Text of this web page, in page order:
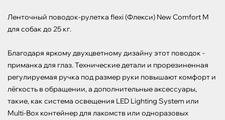
Ленточный поводок-рулетка flexi (Флекси) New Comfort M
для собак до 25 кг.
Благодаря яркому двухцветному дизайну этот поводок -
приманка для глаз. Технические детали и прорезиненная
регулируемая ручка под размер руки повышают комфорт и
лёгкость в обращении, а дополнительные аксессуары,
такие, как система освещения LED Lighting System или
Multi-Box контейнер для лакомств или одноразовых